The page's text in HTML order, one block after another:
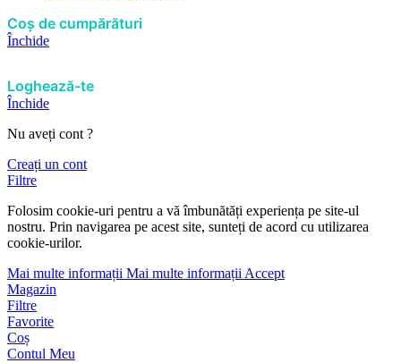
Coș de cumpărături
Închide
Loghează-te
Închide
Nu aveți cont ?
Creați un cont
Filtre
Folosim cookie-uri pentru a vă îmbunătăți experiența pe site-ul
nostru. Prin navigarea pe acest site, sunteți de acord cu utilizarea
cookie-urilor.
Mai multe informații Mai multe informații Accept
Magazin
Filtre
Favorite
Coș
Contul Meu